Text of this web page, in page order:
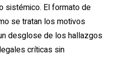
sistémico. El formato de
se tratan los motivos
desglose de los hallazgos
críticas sin